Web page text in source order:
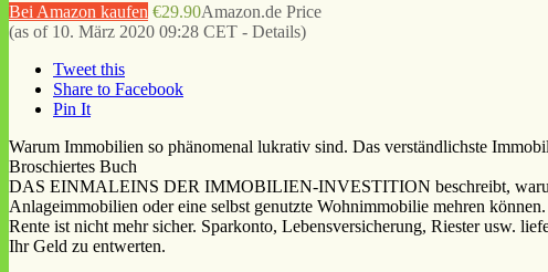
Bei Amazon kaufen €29.90Amazon.de Price
(as of 10. März 2020 09:28 CET - Details)
Tweet this
Share to Facebook
Pin It
Warum Immobilien so phänomenal lukrativ sind. Das verständlichste
Broschiertes Buch
DAS EINMALEINS DER IMMOBILIEN-INVESTITION beschreibt,
Anlageimmobilien oder eine selbst genutzte Wohnimmobilie mehren
Rente ist nicht mehr sicher. Sparkonto, Lebensversicherung, Riester usw.
Ihr Geld zu entwerten.